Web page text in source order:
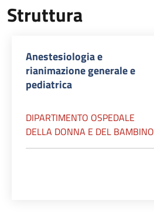
Struttura
Anestesiologia e
rianimazione generale e
pediatrica
DIPARTIMENTO OSPEDALE
DELLA DONNA E DEL BAMBINO